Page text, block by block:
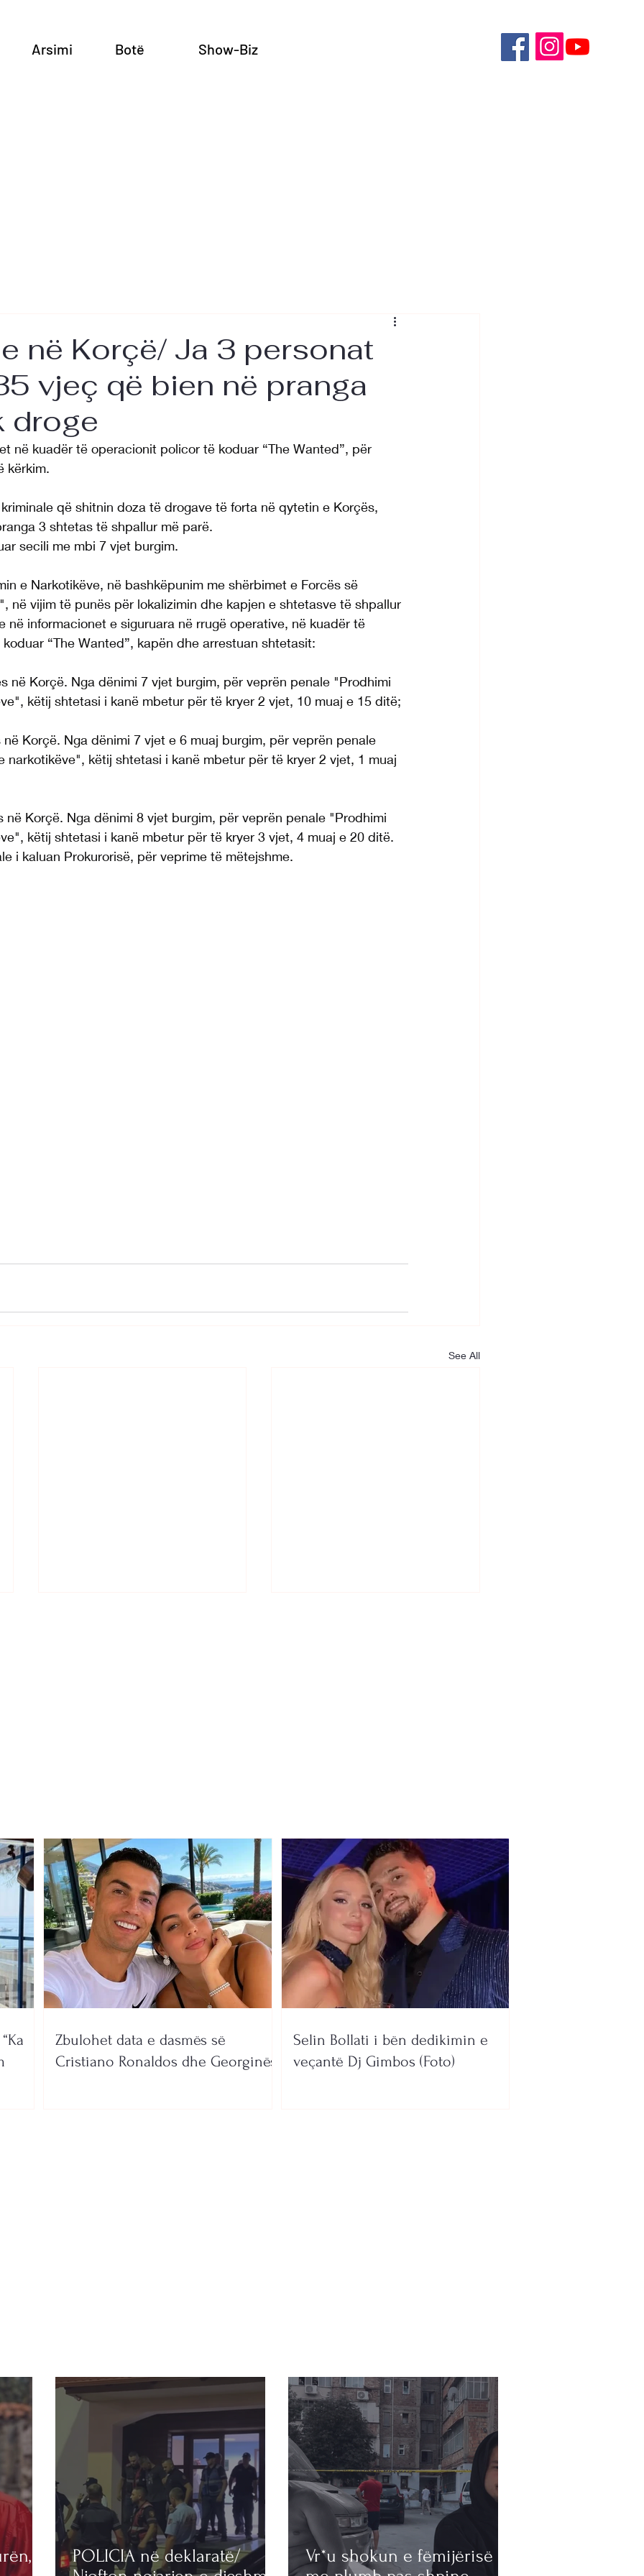
Arsimi Botë Show-Biz
në Korçë/ Ja 3 personat
vjeç që bien në pranga
droge
në kuadër të operacionit policor të koduar “The Wanted”, për
kërkim.
që shitnin doza të drogave të forta në qytetin e Korçës,
3 shtetas të shpallur më parë.
secili me mbi 7 vjet burgim.
e Narkotikëve, në bashkëpunim me shërbimet e Forcës së
në vijim të punës për lokalizimin dhe kapjen e shtetasve të shpallur
në informacionet e siguruara në rrugë operative, në kuadër të
“The Wanted”, kapën dhe arrestuan shtetasit:
në Korçë. Nga dënimi 7 vjet burgim, për veprën penale "Prodhimi
këtij shtetasi i kanë mbetur për të kryer 2 vjet, 10 muaj e 15 ditë;
në Korçë. Nga dënimi 7 vjet e 6 muaj burgim, për veprën penale
narkotikëve", këtij shtetasi i kanë mbetur për të kryer 2 vjet, 1 muaj
në Korçë. Nga dënimi 8 vjet burgim, për veprën penale "Prodhimi
këtij shtetasi i kanë mbetur për të kryer 3 vjet, 4 muaj e 20 ditë.
i kaluan Prokurorisë, për veprime të mëtejshme.
See All
KORÇË)
Zbulohet data e dasmës së
Cristiano Ronaldos dhe Georginës
Selin Bollati i bën dedikimin e
veçantë Dj Gimbos (Foto)
e
POLICIA në deklaratë/
Vr*u shokun e fëmijërisë